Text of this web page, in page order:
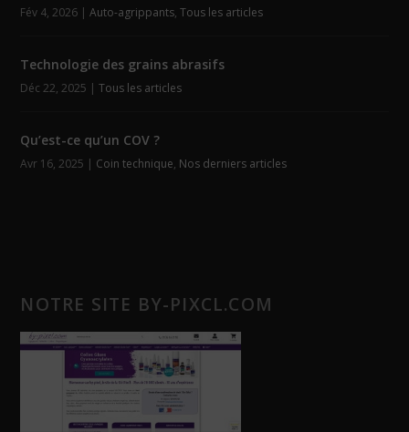
Fév 4, 2026 |Auto-agrippants,Tous les articles
Technologie des grains abrasifs
Déc 22, 2025 |Tous les articles
Qu’est-ce qu’un COV ?
Avr 16, 2025 | Coin technique, Nos derniers articles
NOTRE SITE BY-PIXCL.COM